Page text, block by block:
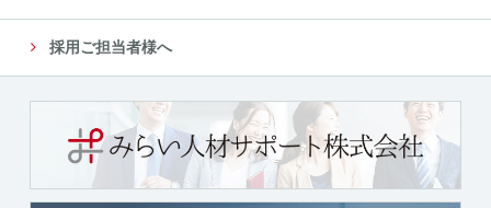
採用ご担当者様へ